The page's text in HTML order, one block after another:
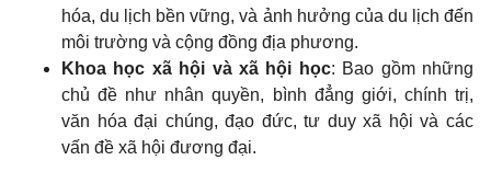
hóa, du lịch bền vững, và ảnh hưởng của du lịch đến
môi trường và cộng đồng địa phương.
Khoa học xã hội và xã hội học: Bao gồm những
chủ đề như nhân quyền, bình đẳng giới, chính trị,
văn hóa đại chúng, đạo đức, tư duy xã hội và các
vấn đề xã hội đương đại.